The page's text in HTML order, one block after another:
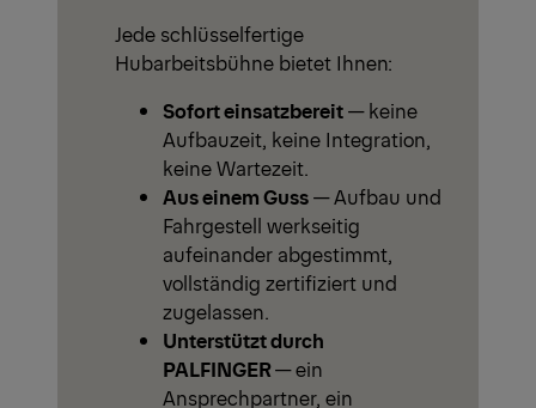
Jede schlüsselfertige
Hubarbeitsbühne bietet Ihnen:
Sofort einsatzbereit— keine
Aufbauzeit, keine Integration,
keine Wartezeit.
Aus einem Guss— Aufbau und
Fahrgestell werkseitig
aufeinander abgestimmt,
vollständig zertifiziert und
zugelassen.
Unterstützt durch
PALFINGER— ein
Ansprechpartner, ein